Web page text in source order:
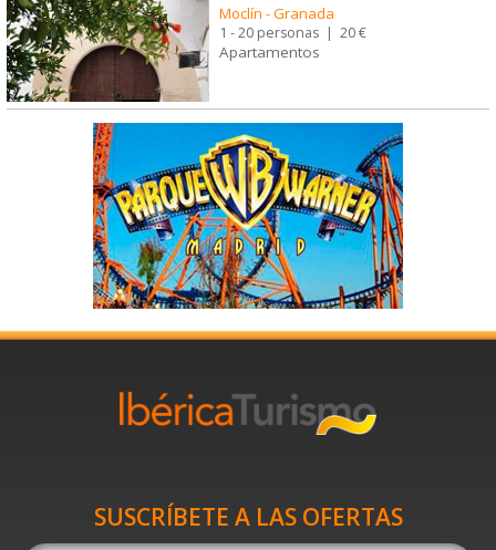
Moclín -Granada
1 - 20 personas | 20 €
Apartamentos
SUSCRÍBETE A LAS OFERTAS